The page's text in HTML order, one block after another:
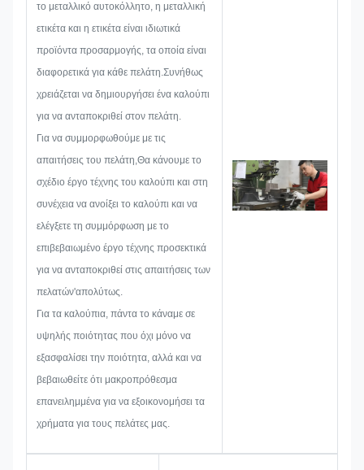
εξετάσουμε όλα τα πιθανά
ζητήματα που μπορεί να
το μεταλλικό αυτοκόλλητο, η μεταλλική
ετικέτα και η ετικέτα είναι ιδιωτικά
προϊόντα προσαρμογής, τα οποία είναι
διαφορετικά για κάθε πελάτη.Συνήθως
χρειάζεται να δημιουργήσει ένα καλούπι
για να ανταποκριθεί στον πελάτη.
Για να συμμορφωθούμε με τις
απαιτήσεις του πελάτη,Θα κάνουμε το
σχέδιο έργο τέχνης του καλούπι και στη
συνέχεια να ανοίξει το καλούπι και να
ελέγξετε τη συμμόρφωση με το
επιβεβαιωμένο έργο τέχνης προσεκτικά
για να ανταποκριθεί στις απαιτήσεις των
πελατών'απολύτως.
Για τα καλούπια, πάντα το κάναμε σε
υψηλής ποιότητας που όχι μόνο να
εξασφαλίσει την ποιότητα, αλλά και να
βεβαιωθείτε ότι μακροπρόθεσμα
επανειλημμένα για να εξοικονομήσει τα
χρήματα για τους πελάτες μας.